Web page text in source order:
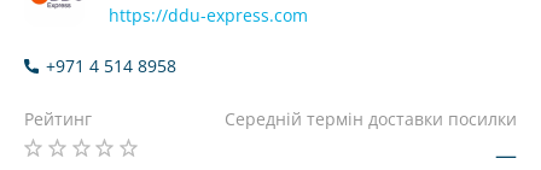
https://ddu-express.com
+971 4 514 8958
Рейтинг Середній термін доставки посилки
—